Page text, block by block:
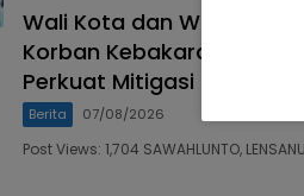
Wali Kota dan Wakil Wali
Korban Kebakaran di
Perkuat Mitigasi Bencana
Berita 07/08/2026
Post Views: 1,704 SAWAHLUNTO,